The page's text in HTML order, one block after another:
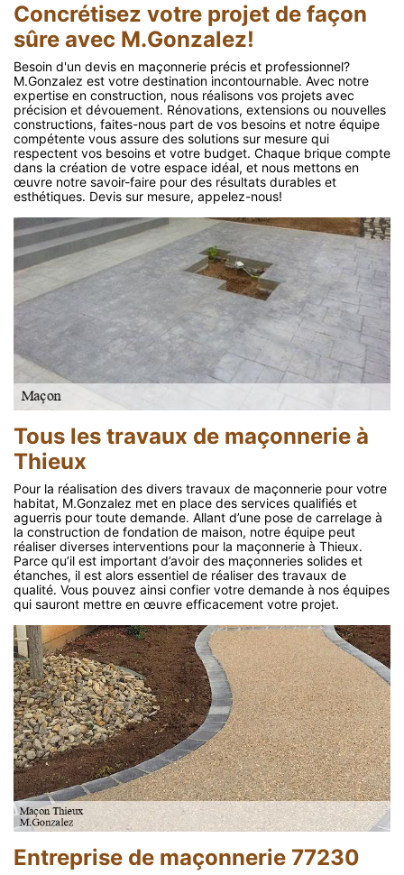
Concrétisez votre projet de façon
sûre avec M.Gonzalez!
Besoin d'un devis en maçonnerie précis et professionnel?
M.Gonzalez est votre destination incontournable. Avec notre
expertise en construction, nous réalisons vos projets avec
précision et dévouement. Rénovations, extensions ou nouvelles
constructions, faites-nous part de vos besoins et notre équipe
compétente vous assure des solutions sur mesure qui
respectent vos besoins et votre budget. Chaque brique compte
dans la création de votre espace idéal, et nous mettons en
œuvre notre savoir-faire pour des résultats durables et
esthétiques. Devis sur mesure, appelez-nous!
Tous les travaux de maçonnerie à
Thieux
Pour la réalisation des divers travaux de maçonnerie pour votre
habitat, M.Gonzalez met en place des services qualifiés et
aguerris pour toute demande. Allant d’une pose de carrelage à
la construction de fondation de maison, notre équipe peut
réaliser diverses interventions pour la maçonnerie à Thieux.
Parce qu’il est important d’avoir des maçonneries solides et
étanches, il est alors essentiel de réaliser des travaux de
qualité. Vous pouvez ainsi confier votre demande à nos équipes
qui sauront mettre en œuvre efficacement votre projet.
Entreprise de maçonnerie 77230